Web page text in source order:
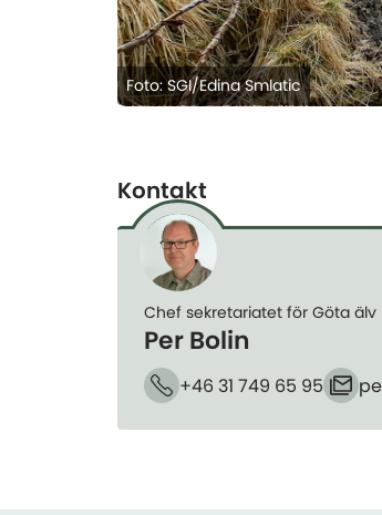
Foto: SGI/Edina Smlatic
Kontakt
Chef sekretariatet för Göta älv
Per Bolin
Telefon
+46 31 749 65 95
E-